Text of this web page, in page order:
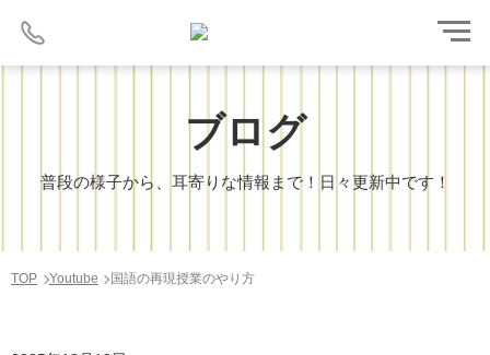
ブログ
普段の様子から、耳寄りな情報まで！日々更新中です！
TOP Youtube 国語の再現授業のやり方